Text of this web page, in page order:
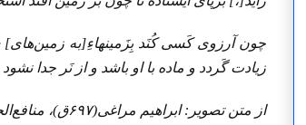
چون آرزوی کَسی کُنَد بِزَمینهاءِ[به
زیادت گَردد و ماده با او باشد و از نَر جدا
از متن تصویر: ابراهیم مراغی(۶۹۷ق)، منافع‌الحیوان نسخه مراغه، کتابخانه مُرگان، نیویورک